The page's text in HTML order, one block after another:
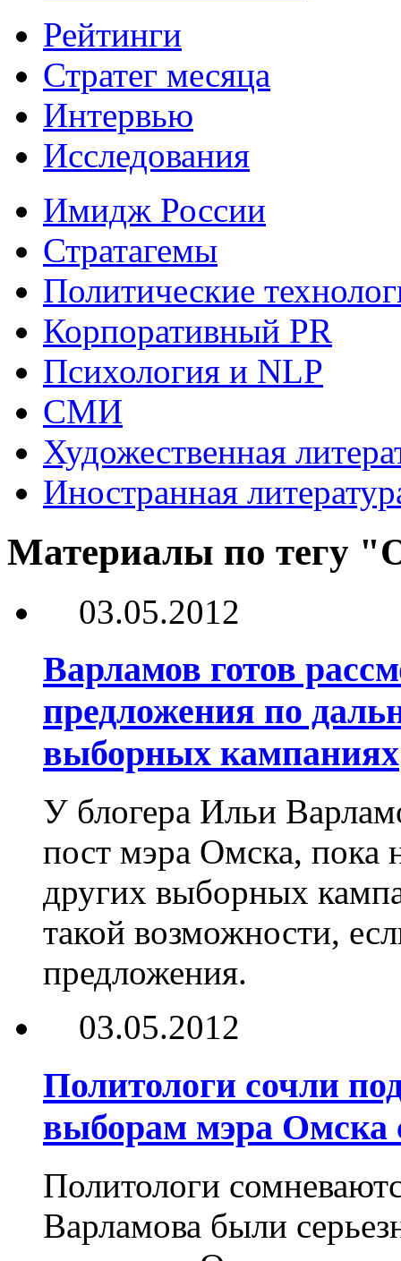
Рейтинги
Стратег месяца
Интервью
Исследования
Имидж России
Стратагемы
Политические
Корпоративный PR
Психология и NLP
СМИ
Художественная
Иностранная
Материалы по тегу
03.05.2012
Варламов готов
предложения по
выборных кампаниях
У блогера Ильи
пост мэра Омска, пока
других выборных
такой возможности,
предложения.
03.05.2012
Политологи сочли
выборам мэра Омска
Политологи
Варламова были